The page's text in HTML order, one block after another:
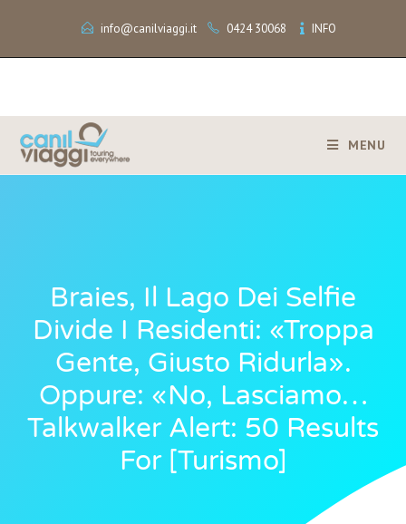
info@canilviaggi.it 0424 30068 INFO
MENU
Braies, Il Lago Dei Selfie
Divide I Residenti: «Troppa
Gente, Giusto Ridurla».
Oppure: «No, Lasciamo…
Talkwalker Alert: 50 Results
For [turismo]